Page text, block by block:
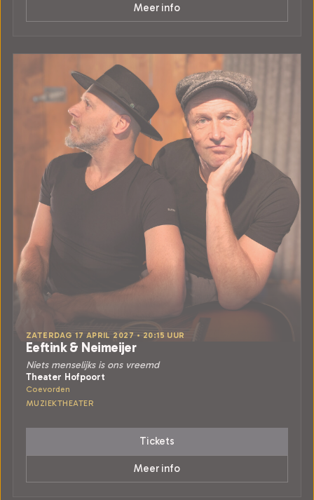
Meer info
ZATERDAG 17 APRIL 2027 • 20:15 UUR
Eeftink & Neimeijer
Niets menselijks is ons vreemd
Theater Hofpoort
Coevorden
MUZIEKTHEATER
Tickets
Meer info